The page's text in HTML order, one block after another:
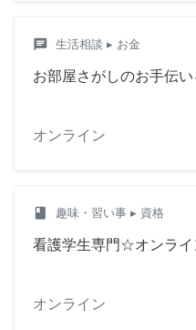
chat 生活相談 ▸ お金
お部屋さがしのお手伝
オンライン
class 趣味・習い事 ▸ 資格
看護学生専門☆オンラ
オンライン